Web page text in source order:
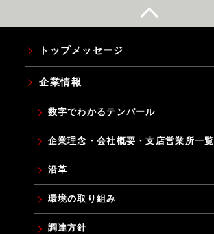
トップメッセージ
企業情報
数字でわかるテンパール
企業理念・会社概要・支店営業所一覧
沿革
環境の取り組み
調達方針